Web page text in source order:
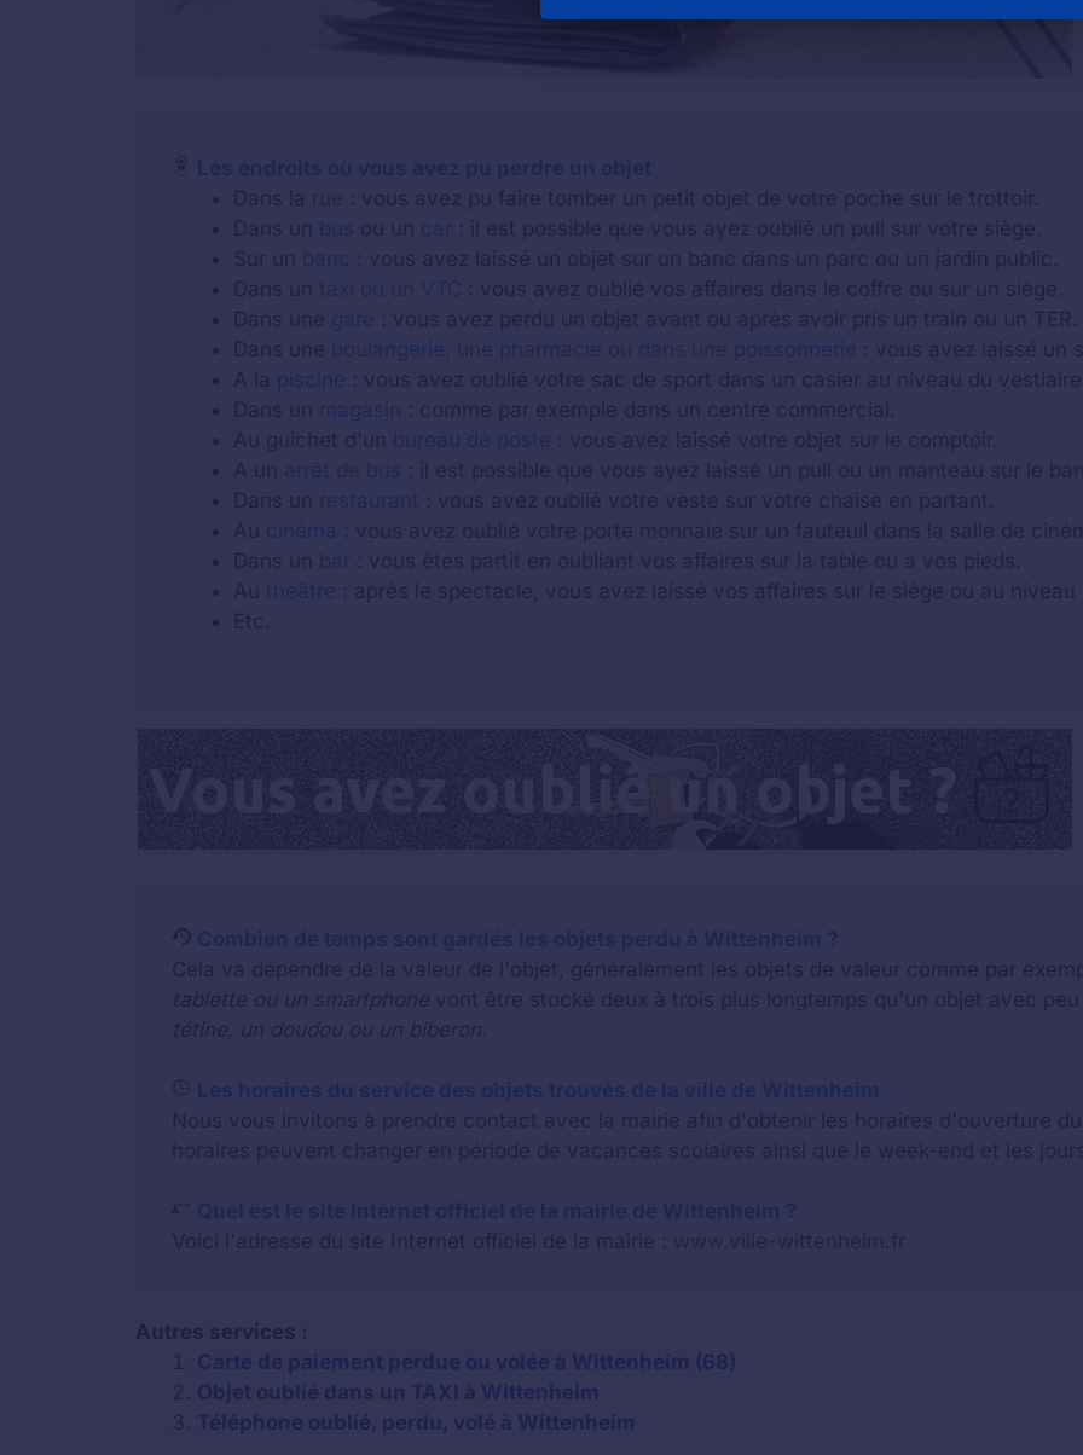
Les endroits où vous avez pu perdre un objet
Dans la rue : vous avez pu faire tomber un petit objet de votre poche sur le trottoir.
Dans un bus ou un car : il est possible que vous ayez oublié un pull sur votre siège.
Sur un banc : vous avez laissé un objet sur un banc dans un parc ou un jardin public.
Dans un taxi ou un VTC : vous avez oublié vos affaires dans le coffre ou sur un siège.
Dans une gare : vous avez perdu un objet avant ou après avoir pris un train ou un TER.
Dans une boulangerie, une pharmacie ou dans une poissonnerie : vous avez laissé un
A la piscine : vous avez oublié votre sac de sport dans un casier au niveau du
Dans un magasin : comme par exemple dans un centre commercial.
Au guichet d'un bureau de poste : vous avez laissé votre objet sur le comptoir.
A un arrêt de bus : il est possible que vous ayez laissé un pull ou un manteau sur le
Dans un restaurant : vous avez oublié votre veste sur votre chaise en partant.
Au cinéma : vous avez oublié votre porte monnaie sur un fauteuil dans la salle de
Dans un bar : vous êtes partit en oubliant vos affaires sur la table ou à vos pieds.
Au théâtre : après le spectacle, vous avez laissé vos affaires sur le siège ou au niveau
Etc.
Combien de temps sont gardés les objets perdu à Wittenheim ?
Cela va dépendre de la valeur de l'objet, généralement les objets de valeur comme par
tablette ou un smartphone vont être stocké deux à trois plus longtemps qu'un objet avec
tétine, un doudou ou un biberon.
Les horaires du service des objets trouvés de la ville de Wittenheim
Nous vous invitons à prendre contact avec la mairie afin d'obtenir les horaires d'ouverture
horaires peuvent changer en période de vacances scolaires ainsi que le week-end et les
Quel est le site Internet officiel de la mairie de Wittenheim ?
Voici l'adresse du site Internet officiel de la mairie : www.ville-wittenheim.fr
Autres services :
Carte de paiement perdue ou volée à Wittenheim (68)
Objet oublié dans un TAXI à Wittenheim
Téléphone oublié, perdu, volé à Wittenheim